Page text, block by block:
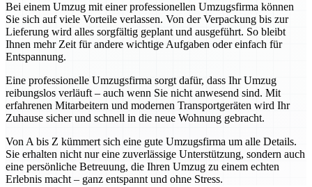
Bei einem Umzug mit einer professionellen Umzugsfirma können
Sie sich auf viele Vorteile verlassen. Von der Verpackung bis zur
Lieferung wird alles sorgfältig geplant und ausgeführt. So bleibt
Ihnen mehr Zeit für andere wichtige Aufgaben oder einfach für
Entspannung.
Eine professionelle Umzugsfirma sorgt dafür, dass Ihr Umzug
reibungslos verläuft – auch wenn Sie nicht anwesend sind. Mit
erfahrenen Mitarbeitern und modernen Transportgeräten wird Ihr
Zuhause sicher und schnell in die neue Wohnung gebracht.
Von A bis Z kümmert sich eine gute Umzugsfirma um alle Details.
Sie erhalten nicht nur eine zuverlässige Unterstützung, sondern auch
eine persönliche Betreuung, die Ihren Umzug zu einem echten
Erlebnis macht – ganz entspannt und ohne Stress.